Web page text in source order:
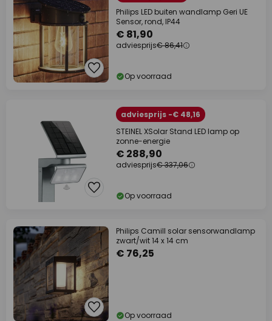
Philips LED buiten wandlamp Geri UE
Sensor, rond, IP44
€ 81,90
adviesprijs€ 86,41
Op voorraad
adviesprijs -€ 48,16
STEINEL XSolar Stand LED lamp op
zonne-energie
€ 288,90
adviesprijs€ 337,06
Op voorraad
Philips Camill solar sensorwandlamp
zwart/wit 14 x 14 cm
€ 76,25
Op voorraad